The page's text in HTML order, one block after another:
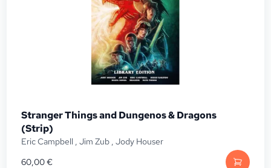
Stranger Things and Dungenos & Dragons
(Strip)
Eric Campbell ,Jim Zub ,Jody Houser
60,00€